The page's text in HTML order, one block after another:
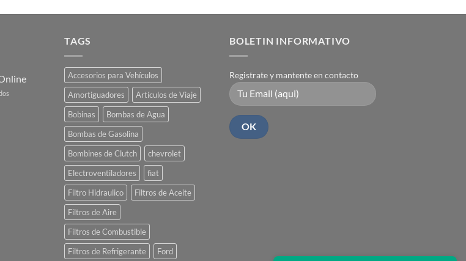
TAGS
Accesorios para Vehículos
Amortiguadores
Artículos de Viaje
Bobinas
Bombas de Agua
Bombas de Gasolina
Bombines de Clutch
chevrolet
Electroventiladores
fiat
Filtro Hidraulico
Filtros de Aceite
Filtros de Aire
Filtros de Combustible
Filtros de Refrigerante
Ford
BOLETIN INFORMATIVO
Registrate y mantente en contacto